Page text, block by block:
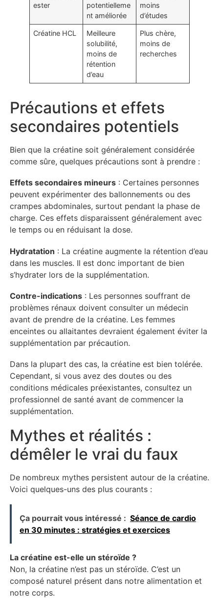
ester
potentielleme
nt améliorée
moins
d’études
Créatine HCL
Meilleure
solubilité,
moins de
rétention
d’eau
Plus chère,
moins de
recherches
Précautions et effets
secondaires potentiels
Bien que la créatine soit généralement considérée
comme sûre, quelques précautions sont à prendre :
Effets secondaires mineurs : Certaines personnes
peuvent expérimenter des ballonnements ou des
crampes abdominales, surtout pendant la phase de
charge. Ces effets disparaissent généralement avec
le temps ou en réduisant la dose.
Hydratation : La créatine augmente la rétention d’eau
dans les muscles. Il est donc important de bien
s’hydrater lors de la supplémentation.
Contre-indications : Les personnes souffrant de
problèmes rénaux doivent consulter un médecin
avant de prendre de la créatine. Les femmes
enceintes ou allaitantes devraient également éviter la
supplémentation par précaution.
Dans la plupart des cas, la créatine est bien tolérée.
Cependant, si vous avez des doutes ou des
conditions médicales préexistantes, consultez un
professionnel de santé avant de commencer la
supplémentation.
Mythes et réalités :
démêler le vrai du faux
De nombreux mythes persistent autour de la créatine.
Voici quelques-uns des plus courants :
Ça pourrait vous intéressé : Séance de cardio
en 30 minutes : stratégies et exercices
La créatine est-elle un stéroïde ?
Non, la créatine n’est pas un stéroïde. C’est un
composé naturel présent dans notre alimentation et
notre corps.